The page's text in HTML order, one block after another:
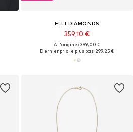
ELLI DIAMONDS
359,10 €
À l'origine : 399,00 €
Dernier prix le plus bas :299,25 €